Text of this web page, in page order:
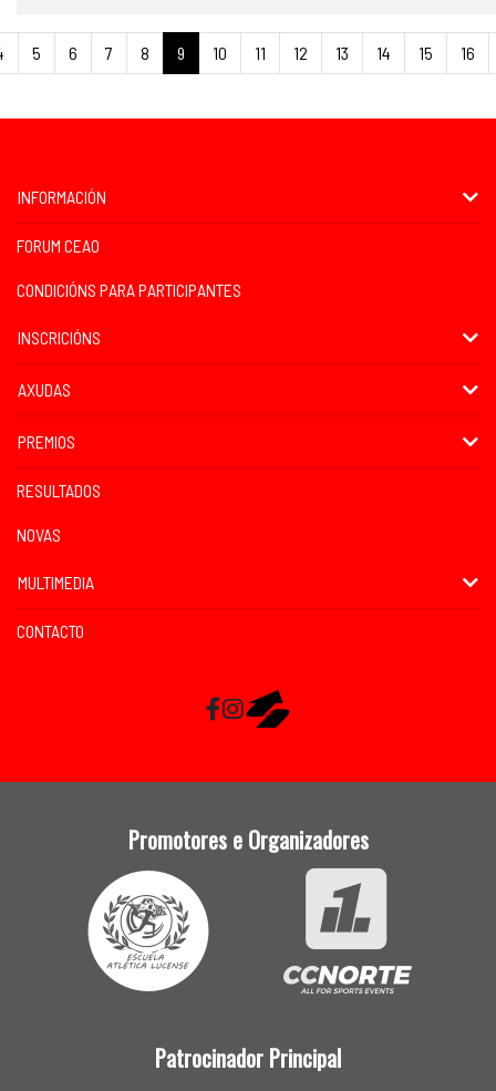
5 6 7 8 9 10 11 12 13 14 15 16
INFORMACIÓN
FORUM CEAO
CONDICIÓNS PARA PARTICIPANTES
INSCRICIÓNS
AXUDAS
PREMIOS
RESULTADOS
NOVAS
MULTIMEDIA
CONTACTO
Facebook
InstagramRaceMapp
Promotores e Organizadores
Patrocinador Principal